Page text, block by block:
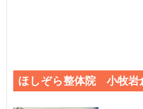
ほしぞら整体院 小牧岩